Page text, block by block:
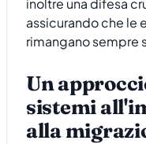
inoltre una difesa
assicurando che le
rimangano sempre
Un
sistemi
alla